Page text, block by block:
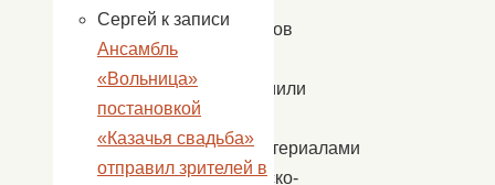
Участников
познакомили
с
видеоматериалами
«Богдинско-
Сергей к записи
Ансамбль
«Вольница»
постановкой
«Казачья свадьба»
отправил зрителей в